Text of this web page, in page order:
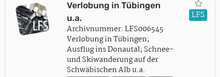
Verlobung in Tübingen
u.a.
Archivnummer: LFS006545
Verlobung in Tübingen;
Ausflug ins Donautal; Schnee-
und Skiwanderung auf der
Schwäbischen Alb u.a.
LFS